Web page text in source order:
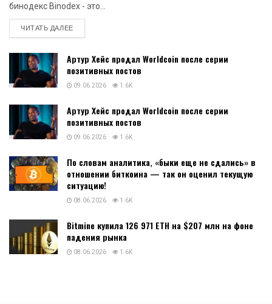
бинодекс Binodex - это...
ЧИТАТЬ ДАЛЕЕDETAILS
Артур Хейс продал Worldcoin после серии
позитивных постов
09.06.2026 1.6K
Артур Хейс продал Worldcoin после серии
позитивных постов
09.06.2026 1.6K
По словам аналитика, «быки еще не сдались» в
отношении биткоина — так он оценил текущую
ситуацию!
08.06.2026 1.6K
Bitmine купила 126 971 ETH на $207 млн на фоне
падения рынка
08.06.2026 1.6K